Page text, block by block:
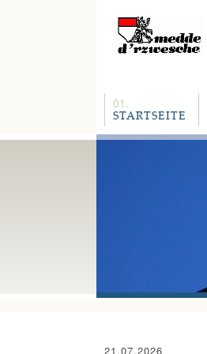
STARTSEITE
21.07.2026